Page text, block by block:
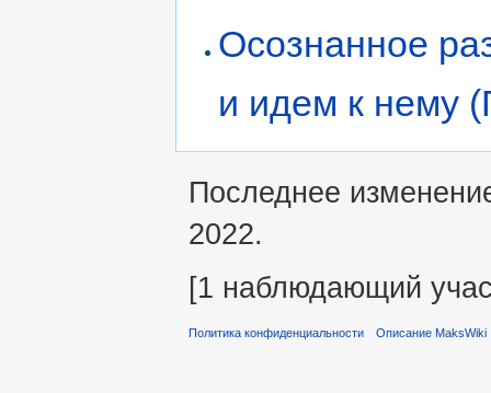
Осознанное
и идем к нему
Последнее
2022.
[1 наблюдающий
Политика конфиденциальности Описание MaksWiki